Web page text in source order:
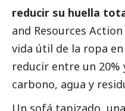
reducir su huella
and Resources
vida útil de la ropa
reducir entre un 20%
carbono, agua y
Un sofá tapizado,